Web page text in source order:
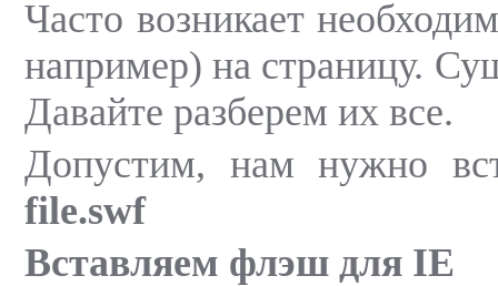
Часто возникает
например) на страницу.
Давайте разберем их все.
Допустим, нам нужно
file.swf
Вставляем флэш для IE